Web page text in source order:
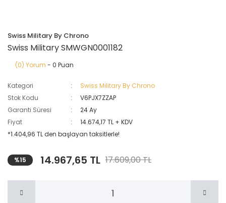
Swiss Military By Chrono
Swiss Military SMWGN0001182
(0) Yorum - 0 Puan
Kategori
Swiss Military By Chrono
Stok Kodu
V6PJX7ZZAP
Garanti Süresi
24 Ay
Fiyat
14.674,17 TL + KDV
*1.404,96 TL den başlayan taksitlerle!
%15 14.967,65 TL 17.609,00 TL